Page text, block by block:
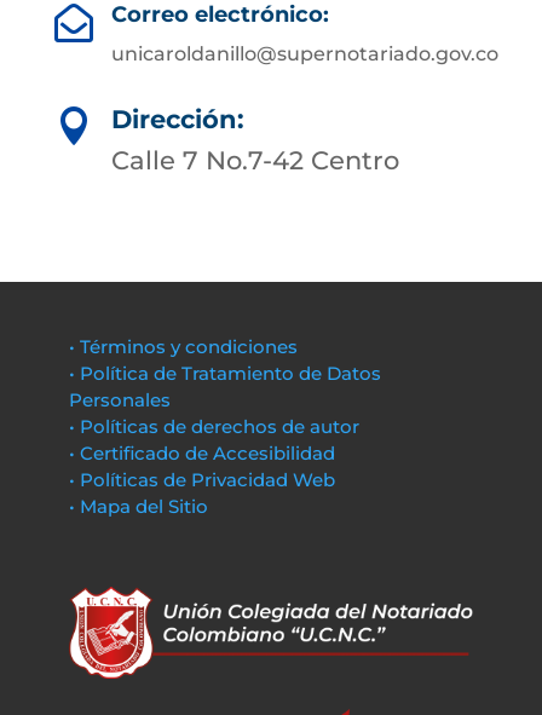
 Correo electrónico:
unicaroldanillo@supernotariado.gov.co

Dirección:
Calle 7 No.7-42 Centro
• Términos y condiciones
• Política de Tratamiento de Datos
Personales
• Políticas de derechos de autor
• Certificado de Accesibilidad
• Políticas de Privacidad Web
• Mapa del Sitio